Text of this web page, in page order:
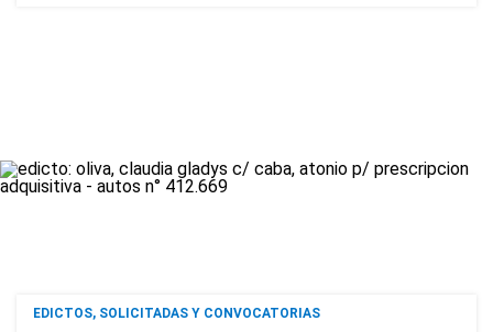
EDICTOS, SOLICITADAS Y CONVOCATORIAS